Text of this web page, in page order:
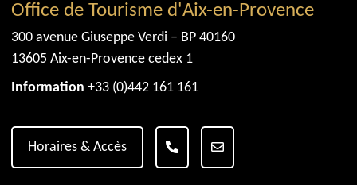
Office de Tourisme d'Aix-en-Provence
300 avenue Giuseppe Verdi – BP 40160
13605 Aix-en-Provence cedex 1
Information +33 (0)442 161 161
Horaires & Accès